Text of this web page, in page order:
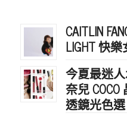
CAITLIN
LIGHT 快
今夏最迷人
奈兒
透鏡光色